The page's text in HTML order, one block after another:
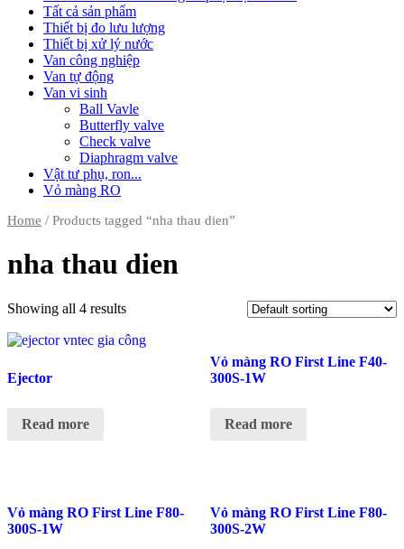
Tất cả sản phẩm
Thiết bị đo lưu lượng
Thiết bị xử lý nước
Van công nghiệp
Van tự động
Van vi sinh
Ball Vavle
Butterfly valve
Check valve
Diaphragm valve
Vật tư phụ, ron...
Vỏ màng RO
Home / Products tagged “nha thau dien”
nha thau dien
Showing all 4 results
Ejector
Read more
Vỏ màng RO First Line F40-
300S-1W
Read more
Vỏ màng RO First Line F80-
300S-1W
Vỏ màng RO First Line F80-
300S-2W